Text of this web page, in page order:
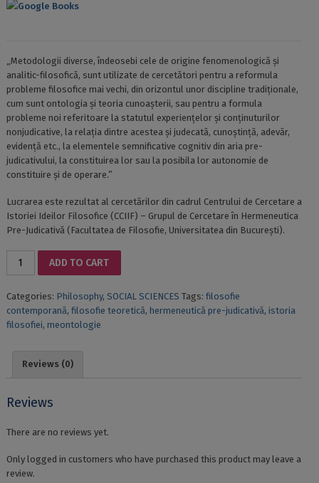
Google Books
„Metodologii diverse, îndeosebi cele de origine fenomenologică și
analitic-filosofică, sunt utilizate de cercetători pentru a reformula
probleme filosofice mai vechi, din orizontul unor discipline tradiționale,
cum sunt ontologia și teoria cunoașterii, sau pentru a formula
probleme noi referitoare la statutul experiențelor și conținuturilor
nonjudicative, la relația dintre acestea și judecată, cunoștință, adevăr,
evidență etc., la elementele semnificative cognitiv din aria pre-
judicativului, la constituirea lor sau la posibila lor autonomie de
constituire și de operare.”
Lucrarea este rezultat al cercetărilor din cadrul Centrului de Cercetare a
Istoriei Ideilor Filosofice (CCIIF) – Grupul de Cercetare în Hermeneutica
Pre-Judicativă (Facultatea de Filosofie, Universitatea din București).
STUDIES
PRE-
JUDICATIVE
HERMENEUTICS
VOL.
quantity
ADD TO CART
Categories: Philosophy, SOCIAL SCIENCES Tags: filosofie
contemporană, filosofie teoretică, hermeneutică pre-judicativă, istoria
filosofiei, meontologie
Reviews (0)
Reviews
There are no reviews yet.
Only logged in customers who have purchased this product may leave a
review.